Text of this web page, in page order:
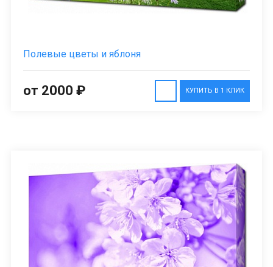
Полевые цветы и яблоня
КУПИТЬ В 1 КЛИК
от 2000 ₽